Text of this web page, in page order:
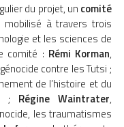
du projet, un comité
à travers trois
et les sciences de
comité : Rémi Korman,
contre les Tutsi ;
de l’histoire et du
; Régine Waintrater,
les traumatismes